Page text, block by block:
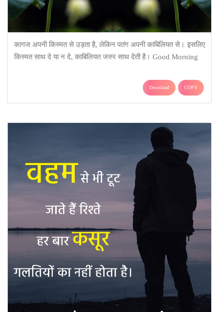
कागज अपनी किस्मत से उड़ता है, लेकिन पतंग अपनी काबिलियत से। इसलिए
किस्मत साथ दे या न दे, काबिलियत जरुर साथ देती है। Good Morning
Download COPY